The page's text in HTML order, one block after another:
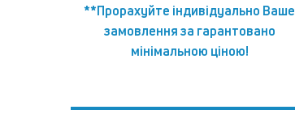
**Прорахуйте індивідуально Ваше
замовлення за гарантовано
мінімальною ціною!